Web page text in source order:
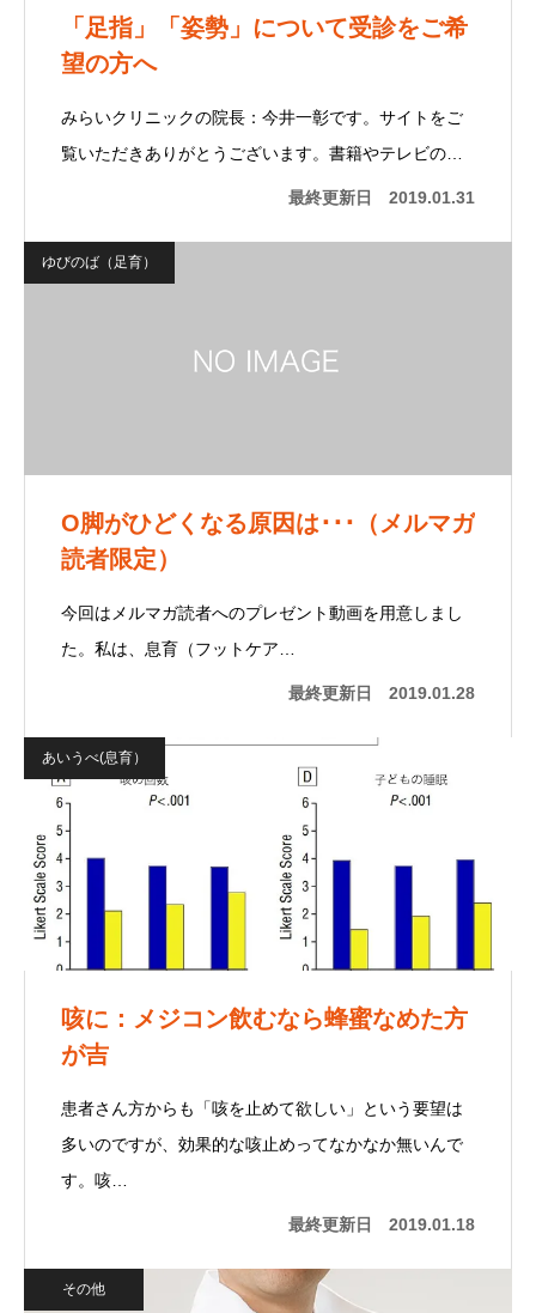
「足指」「姿勢」について受診をご希
望の方へ
みらいクリニックの院長：今井一彰です。サイトをご
覧いただきありがとうございます。書籍やテレビの…
最終更新日 2019.01.31
ゆびのば（足育）
O脚がひどくなる原因は･･･（メルマガ
読者限定）
今回はメルマガ読者へのプレゼント動画を用意しまし
た。私は、息育（フットケア…
最終更新日 2019.01.28
あいうべ(息育）
咳に：メジコン飲むなら蜂蜜なめた方
が吉
患者さん方からも「咳を止めて欲しい」という要望は
多いのですが、効果的な咳止めってなかなか無いんで
す。咳…
最終更新日 2019.01.18
その他